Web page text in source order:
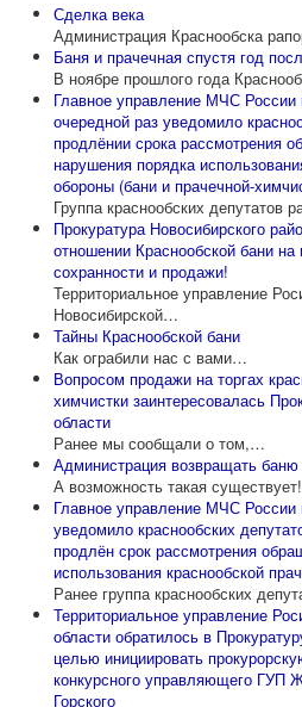
Сделка века
Администрация Краснообска
Баня и прачечная спустя год
В ноябре прошлого года
Главное управление МЧС России
очередной раз уведомило
продлёнии срока рассмотрения
нарушения порядка
обороны (бани и прачечной-
Группа краснообских депутатов
Прокуратура Новосибирского
отношении Краснообской бани
сохранности и продажи!
Территориальное управление
Новосибирской…
Тайны Краснообской бани
Как ограбили нас с вами…
Вопросом продажи на торгах
химчистки заинтересовалась
области
Ранее мы сообщали о том,…
Администрация возвращать баню
А возможность такая
Главное управление МЧС России
уведомило краснообских
продлён срок рассмотрения
использования краснообской
Ранее группа краснообских
Территориальное управление
области обратилось в
целью инициировать
конкурсного управляющего
Горского